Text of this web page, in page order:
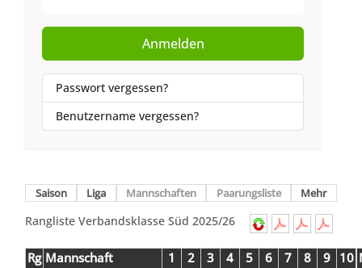
Anmelden
Passwort vergessen?
Benutzername vergessen?
Saison Liga Mannschaften Paarungsliste Mehr
Rangliste Verbandsklasse Süd 2025/26
Rg Mannschaft 1 2 3 4 5 6 7 8 9 10